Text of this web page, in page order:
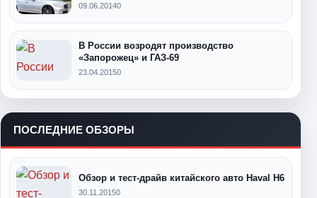
09.06.20140
В России возродят производство
«Запорожец» и ГАЗ-69
23.04.20150
ПОСЛЕДНИЕ ОБЗОРЫ
Обзор и тест-драйв китайского авто Haval H6
30.11.20150